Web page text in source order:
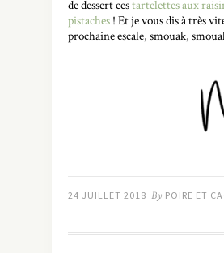
de dessert cestartelettes aux
pistaches ! Et je vous dis à très
prochaine escale, smouak,
24 JUILLET 2018 By POIRE ET